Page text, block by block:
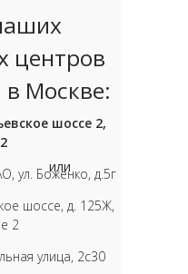
центров
Москве:
шоссе 2,
ул. Боженко, д.5г
шоссе, д. 125Ж,
2
улица, 2с30
или